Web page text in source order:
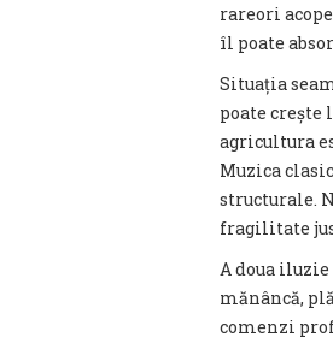
rareori
îl poate
Situația
poate crește
agricultura
Muzica
structurale.
fragilitate
A doua
mănâncă,
comenzi